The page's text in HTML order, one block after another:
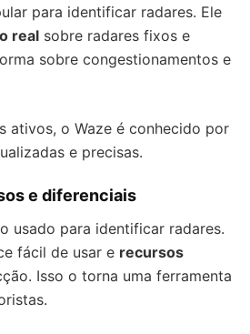
para identificar radares. Ele
real sobre radares fixos e
sobre congestionamentos e
ativos, o Waze é conhecido por
e precisas.
e diferenciais
usado para identificar radares.
fácil de usar e recursos
Isso o torna uma ferramenta